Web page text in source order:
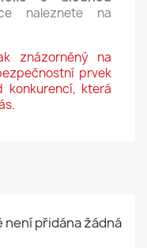
naleznete na
znázorněný na
prvek
konkurencí, která
přidána žádná